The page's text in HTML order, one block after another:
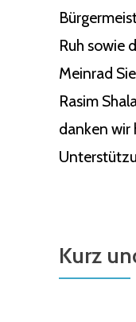
Ruh sowie
Meinrad
Rasim
danken wir
Kurz